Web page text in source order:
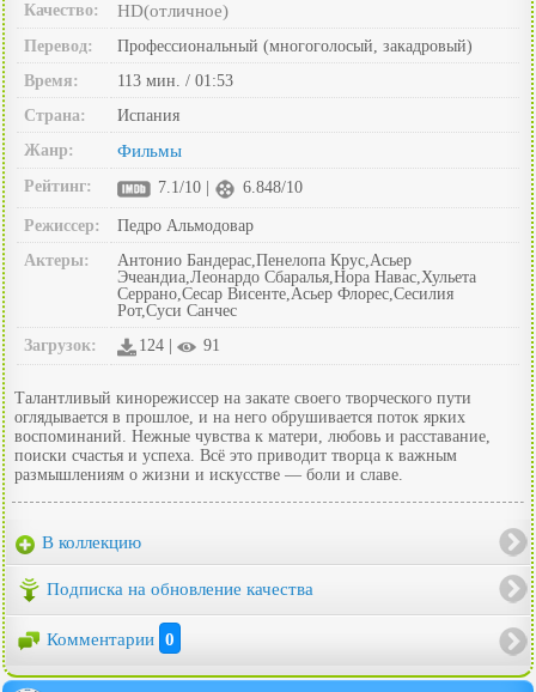
Качество:
HD(отличное)
Перевод:
Профессиональный (многоголосый, закадровый)
Время:
113 мин. / 01:53
Страна:
Испания
Жанр:
Фильмы
Рейтинг: 7.1/10 | 6.848/10
Режиссер:
Педро Альмодовар
Актеры:
Антонио Бандерас,Пенелопа Крус,Асьер
Эчеандиа,Леонардо Сбаралья,Нора Навас,Хульета
Серрано,Сесар Висенте,Асьер Флорес,Сесилия
Рот,Суси Санчес
Загрузок:
124 | 91
Талантливый кинорежиссер на закате своего творческого пути
оглядывается в прошлое, и на него обрушивается поток ярких
воспоминаний. Нежные чувства к матери, любовь и расставание,
поиски счастья и успеха. Всё это приводит творца к важным
размышлениям о жизни и искусстве — боли и славе.
В коллекцию
Подписка на обновление качества
Комментарии 0